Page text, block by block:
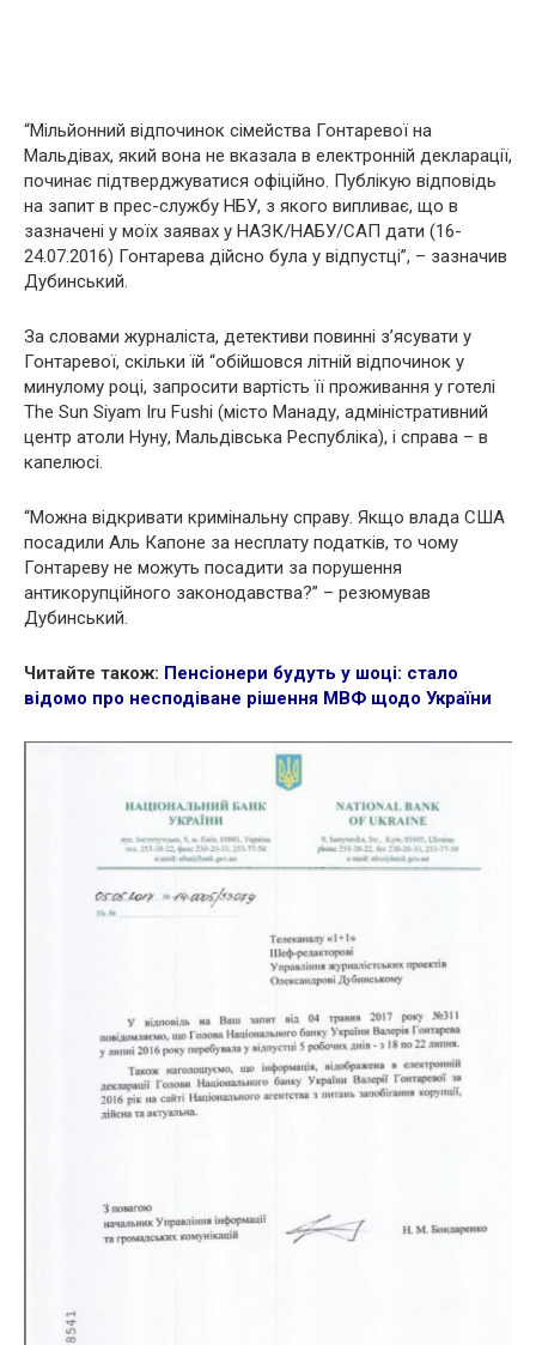
“Мільйонний відпочинок сімейства Гонтаревої на
Мальдівах, який вона не вказала в електронній декларації,
починає підтверджуватися офіційно. Публікую відповідь
на запит в прес-службу НБУ, з якого випливає, що в
зазначені у моїх заявах у НАЗК/НАБУ/САП дати (16-
24.07.2016) Гонтарева дійсно була у відпустці”, – зазначив
Дубинський.
За словами журналіста, детективи повинні з’ясувати у
Гонтаревої, скільки їй “обійшовся літній відпочинок у
минулому році, запросити вартість її проживання у готелі
The Sun Siyam Iru Fushi (місто Манаду, адміністративний
центр атоли Нуну, Мальдівська Республіка), і справа – в
капелюсі.
“Можна відкривати кримінальну справу. Якщо влада США
посадили Аль Капоне за несплату податків, то чому
Гонтареву не можуть посадити за порушення
антикорупційного законодавства?” – резюмував
Дубинський.
Читайте також: Пенсіонери будуть у шоці: стало
відомо про несподіване рішення МВФ щодо України